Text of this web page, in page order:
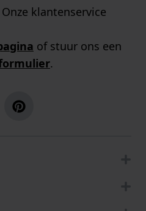
klantenservice
of stuur ons een
.